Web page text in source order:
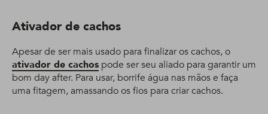
Ativador de cachos
Apesar de ser mais usado para finalizar os cachos, o
ativador de cachos pode ser seu aliado para garantir um
bom day after. Para usar, borrife água nas mãos e faça
uma fitagem, amassando os fios para criar cachos.